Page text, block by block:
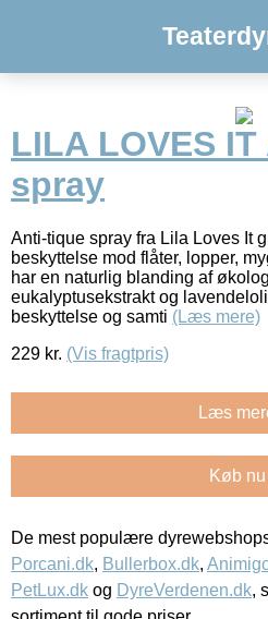
LILA LOVES
spray
Anti-tique spray fra Lila Loves It
beskyttelse mod flåter, lopper,
har en naturlig blanding af
eukalyptusekstrakt og
beskyttelse og samti (Læs mere)
229 kr. (Vis fragtpris)
Læs
Køb
De mest populære
Porcani.dk, Bullerbox.dk,
PetLux.dk og DyreVerdenen.dk,